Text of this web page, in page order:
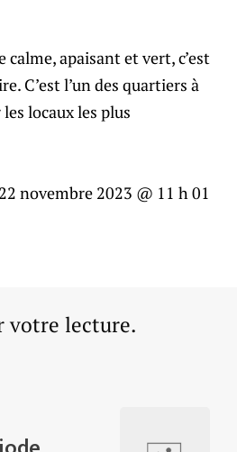
apaisant et vert, c’est
C’est l’un des quartiers à
locaux les plus
22 novembre 2023 @ 11 h 01
votre lecture.